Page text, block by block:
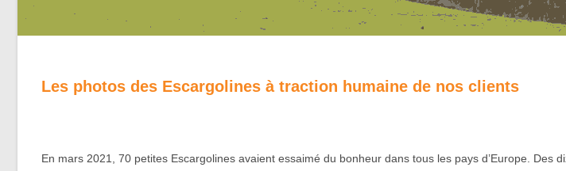
Les photos des Escargolines à traction humaine de nos clients
En mars 2021, 70 petites Escargolines avaient essaimé du bonheur dans tous les pays d’Europe.